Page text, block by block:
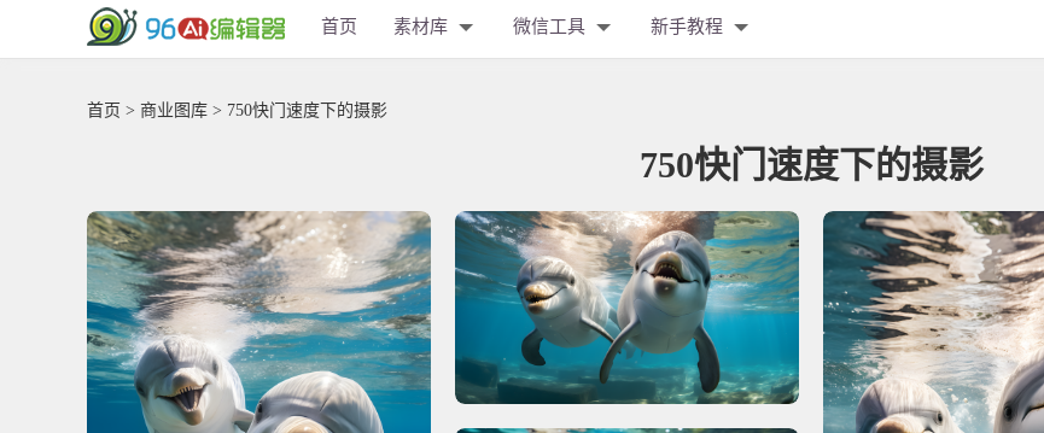
首页 素材库 微信工具 新手教程
首页 > 商业图库 > 750快门速度下的摄影
750快门速度下的摄影